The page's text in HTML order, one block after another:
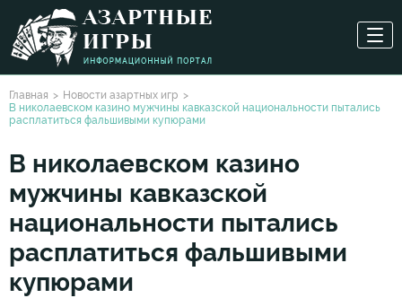
Главная
Новости азартных игр
В николаевском казино мужчины кавказской национальности пытались
расплатиться фальшивыми купюрами
В николаевском казино
мужчины кавказской
национальности пытались
расплатиться фальшивыми
купюрами